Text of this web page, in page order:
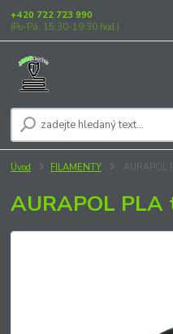
+420 722 723 990
(Po-Pá, 15:30-19:30 hod.)
Úvod FILAMENTY AURAPOL
AURAPOL PLA